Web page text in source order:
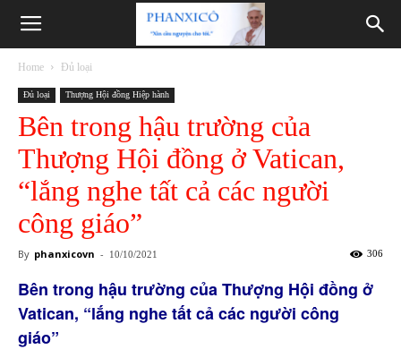
Phanxicô
Home Đủ loại
Đủ loại Thượng Hội đồng Hiệp hành
Bên trong hậu trường của
Thượng Hội đồng ở Vatican,
“lắng nghe tất cả các người
công giáo”
By phanxicovn - 10/10/2021 306
Bên trong hậu trường của Thượng Hội đồng ở
Vatican, “lắng nghe tất cả các người công
giáo”